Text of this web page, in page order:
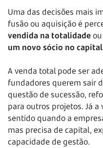
Uma das decisões mais
fusão ou aquisição é
vendida na totalidade
um novo sócio no
A venda total pode ser
fundadores querem sair
questão de sucessão,
para outros projetos. Já
sentido quando a
mas precisa de capital,
capacidade de gestão.